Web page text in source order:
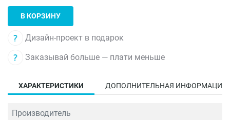
В КОРЗИНУ
Дизайн-проект в подарок
Заказывай больше — плати меньше
ХАРАКТЕРИСТИКИ ДОПОЛНИТЕЛЬНАЯ ИНФОРМАЦИЯ
Производитель